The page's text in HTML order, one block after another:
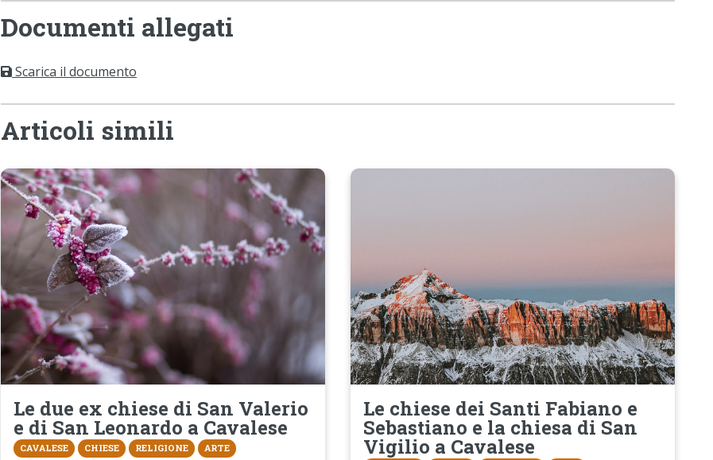
Documenti allegati
Scarica il documento
Articoli simili
Le due ex chiese di San Valerio
e di San Leonardo a Cavalese
CAVALESE CHIESE RELIGIONE ARTE
Le chiese dei Santi Fabiano e
Sebastiano e la chiesa di San
Vigilio a Cavalese